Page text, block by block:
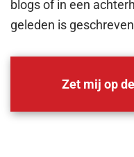
blogs of in een
geleden is
Zet mij op